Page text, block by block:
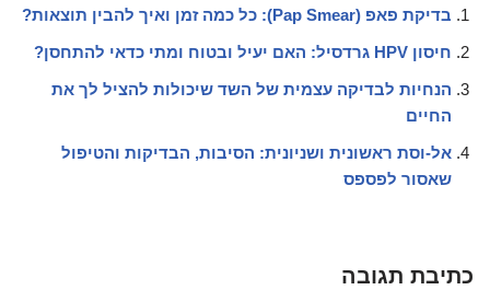
בדיקת פאפ (Pap Smear): כל כמה זמן ואיך להבין תוצאות?
חיסון HPV גרדסיל: האם יעיל ובטוח ומתי כדאי להתחסן?
הנחיות לבדיקה עצמית של השד שיכולות להציל לך את
החיים
אל-וסת ראשונית ושניונית: הסיבות, הבדיקות והטיפול
שאסור לפספס
כתיבת תגובה